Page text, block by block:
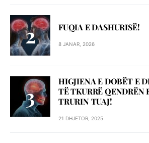
FUQIA E DASHURISË!
8 JANAR, 2026
HIGJIENA E DOBËT E
TË TKURRË QENDRËN
TRURIN TUAJ!
21 DHJETOR, 2025